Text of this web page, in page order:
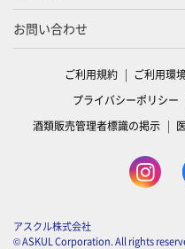
お問い合わせ
ご利用規約 ご利用環
プライバシーポリシー
酒類販売管理者標識の掲示
アスクル株式会社
© ASKUL Corporation. All rights